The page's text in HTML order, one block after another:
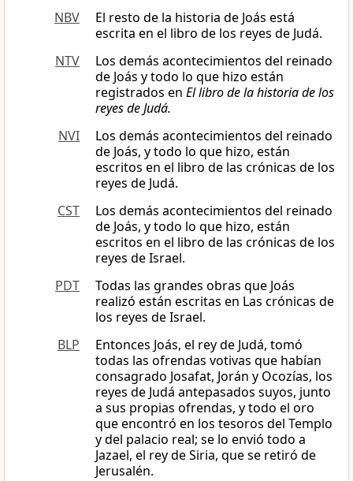
NBV
El resto de la historia de Joás está
escrita en el libro de los reyes de Judá.
NTV
Los demás acontecimientos del reinado
de Joás y todo lo que hizo están
registrados en El libro de la historia de los
reyes de Judá.
NVI
Los demás acontecimientos del reinado
de Joás, y todo lo que hizo, están
escritos en el libro de las crónicas de los
reyes de Judá.
CST
Los demás acontecimientos del reinado
de Joás, y todo lo que hizo, están
escritos en el libro de las crónicas de los
reyes de Israel.
PDT
Todas las grandes obras que Joás
realizó están escritas en Las crónicas de
los reyes de Israel.
BLP
Entonces Joás, el rey de Judá, tomó
todas las ofrendas votivas que habían
consagrado Josafat, Jorán y Ocozías, los
reyes de Judá antepasados suyos, junto
a sus propias ofrendas, y todo el oro
que encontró en los tesoros del Templo
y del palacio real; se lo envió todo a
Jazael, el rey de Siria, que se retiró de
Jerusalén.